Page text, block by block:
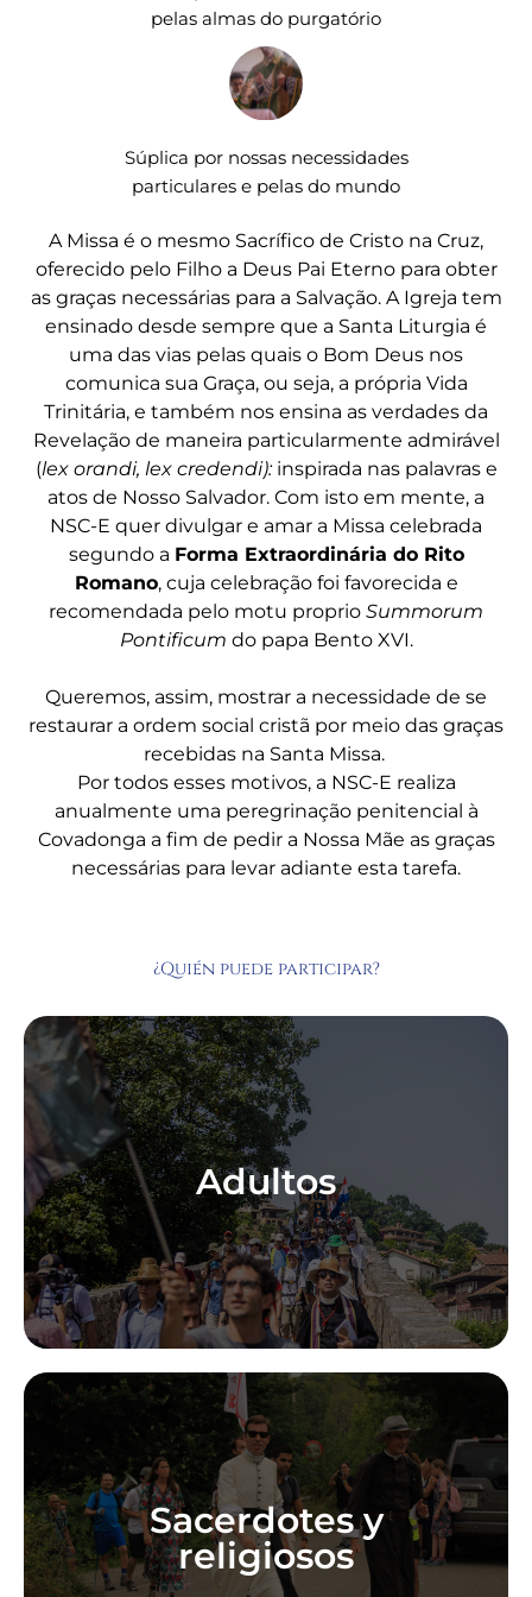
pelas almas do purgatório
Súplica por nossas necessidades
particulares e pelas do mundo
A Missa é o mesmo Sacrífico de Cristo na Cruz,
oferecido pelo Filho a Deus Pai Eterno para obter
as graças necessárias para a Salvação. A Igreja tem
ensinado desde sempre que a Santa Liturgia é
uma das vias pelas quais o Bom Deus nos
comunica sua Graça, ou seja, a própria Vida
Trinitária, e também nos ensina as verdades da
Revelação de maneira particularmente admirável
(lex orandi, lex credendi): inspirada nas palavras e
atos de Nosso Salvador. Com isto em mente, a
NSC-E quer divulgar e amar a Missa celebrada
segundo a Forma Extraordinária do Rito
Romano, cuja celebração foi favorecida e
recomendada pelo motu proprio Summorum
Pontificum do papa Bento XVI.
Queremos, assim, mostrar a necessidade de se
restaurar a ordem social cristã por meio das graças
recebidas na Santa Missa.
Por todos esses motivos, a NSC-E realiza
anualmente uma peregrinação penitencial à
Covadonga a fim de pedir a Nossa Mãe as graças
necessárias para levar adiante esta tarefa.
¿Quién puede participar?
Adultos
Todo laico en buena forma física puede hacerlo
como peregrino caminante. Se peregrina en
grupos denominados Capítulos.
Sacerdotes y
religiosos
Es indispensable su presencia para proveer de
ayuda espiritual a los peregrinos. No es
necesario que realicen la peregrinación
completa, pueden participar incluso sólo un día
o durante ciertos tramos y ejercer su ministerio
en los momentos de descanso. NSC-E ofrece